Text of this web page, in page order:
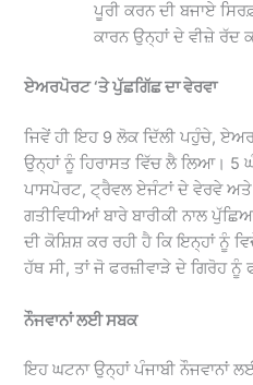
ਪੂਰੀ ਕਰਨ ਦੀ ਬਜਾਏ
ਕਾਰਨ ਉਨ੍ਹਾਂ ਦੇ ਵੀਜ਼ੇ ਰੱਦ
ਏਅਰਪੋਰਟ ‘ਤੇ ਪੁੱਛਗਿੱਛ ਦਾ ਵੇਰਵਾ
ਜਿਵੇਂ ਹੀ ਇਹ 9 ਲੋਕ ਦਿੱਲੀ ਪਹੁੰਚੇ,
ਉਨ੍ਹਾਂ ਨੂੰ ਹਿਰਾਸਤ ਵਿੱਚ ਲੈ ਲਿਆ। 5
ਪਾਸਪੋਰਟ, ਟ੍ਰੈਵਲ ਏਜੰਟਾਂ ਦੇ ਵੇਰਵੇ
ਗਤੀਵਿਧੀਆਂ ਬਾਰੇ ਬਾਰੀਕੀ ਨਾਲ
ਦੀ ਕੋਸ਼ਿਸ਼ ਕਰ ਰਹੀ ਹੈ ਕਿ ਇਨ੍ਹਾਂ ਨੂੰ
ਹੱਥ ਸੀ, ਤਾਂ ਜੋ ਫਰਜ਼ੀਵਾੜੇ ਦੇ ਗਿਰੋਹ ਨੂੰ
ਨੌਜਵਾਨਾਂ ਲਈ ਸਬਕ
ਇਹ ਘਟਨਾ ਉਨ੍ਹਾਂ ਪੰਜਾਬੀ ਨੌਜਵਾਨਾਂ